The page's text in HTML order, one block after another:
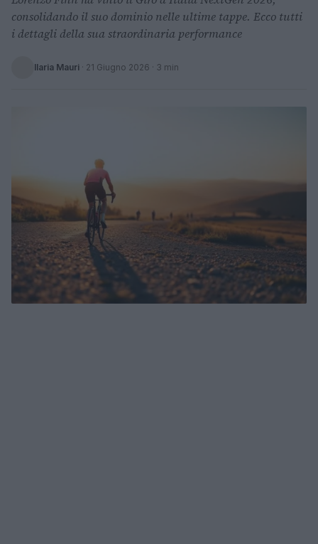
consolidando il suo dominio nelle ultime tappe. Ecco tutti
i dettagli della sua straordinaria performance
Ilaria Mauri · 21 Giugno 2026 · 3 min